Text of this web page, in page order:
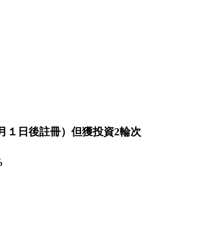
１日後註冊）但獲投資2輪次